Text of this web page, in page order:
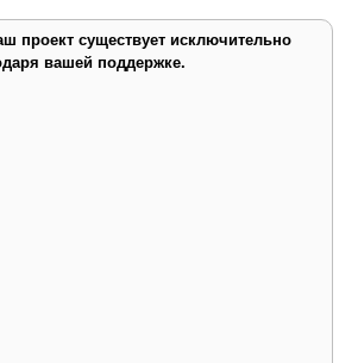
проект существует исключительно
вашей поддержке.